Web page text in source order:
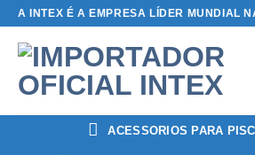
A INTEX É A EMPRESA LÍDER MUNDIAL
ACESSORIOS PARA